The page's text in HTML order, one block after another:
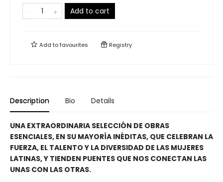
Add to cart
Add tofavourites Registry
Description Bio Details
UNA EXTRAORDINARIA SELECCIÓN DE OBRAS
ESENCIALES, EN SU MAYORÍA INÉDITAS, QUE CELEBRAN LA
FUERZA, EL TALENTO Y LA DIVERSIDAD DE LAS MUJERES
LATINAS, Y TIENDEN PUENTES QUE NOS CONECTAN LAS
UNAS CON LAS OTRAS.